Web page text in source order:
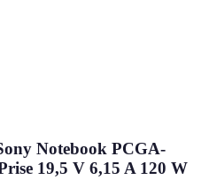
Notebook PCGA-
19,5 V 6,15 A 120 W